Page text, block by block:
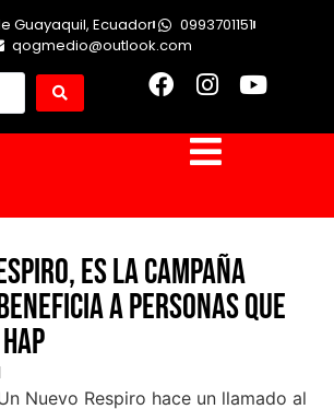
Guayaquil, Ecuador
0993701151
qogmedio@outlook.com
es la campaña
a personas que